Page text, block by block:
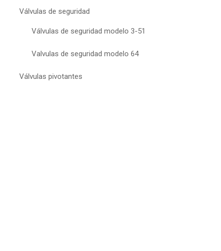
Válvulas de seguridad
Válvulas de seguridad modelo 3-51
Valvulas de seguridad modelo 64
Válvulas pivotantes